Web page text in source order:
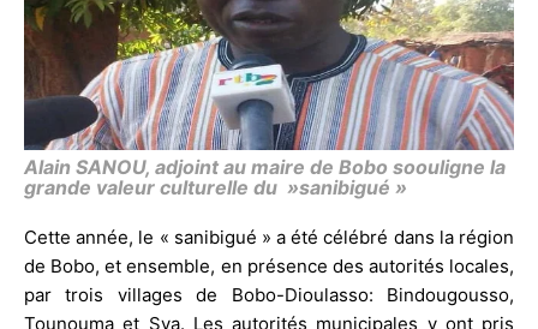
Alain SANOU, adjoint au maire de Bobo soouligne la
grande valeur culturelle du »sanibigué »
Cette année, le « sanibigué » a été célébré dans la région
de Bobo, et ensemble, en présence des autorités locales,
par trois villages de Bobo-Dioulasso: Bindougousso,
Tounouma et Sya. Les autorités municipales y ont pris